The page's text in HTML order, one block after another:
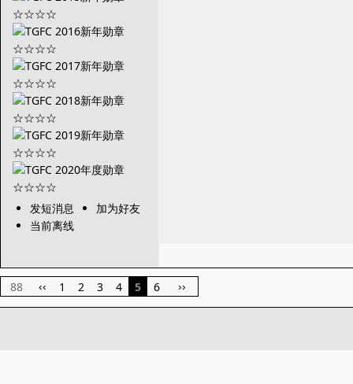
发短消息
加为好友
当前离线
88 ‹‹ 1 2 3 4 5 6 ››